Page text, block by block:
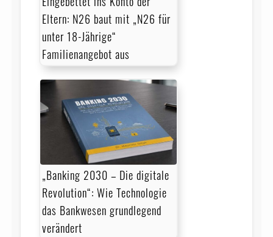
Eltern: N26 baut mit „N26 für
unter 18-Jährige“
Familienangebot aus
„Banking 2030 – Die digitale
Revolution“: Wie Technologie
das Bankwesen grundlegend
verändert